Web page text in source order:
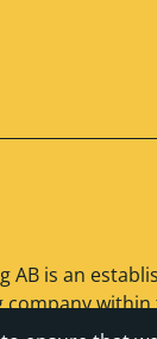
AB is an
company
acquire